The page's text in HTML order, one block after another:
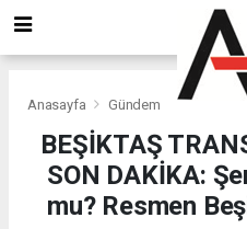
Anasayfa Gündem
BEŞİKTAŞ
SON DAKİKA:
mu? Resmen